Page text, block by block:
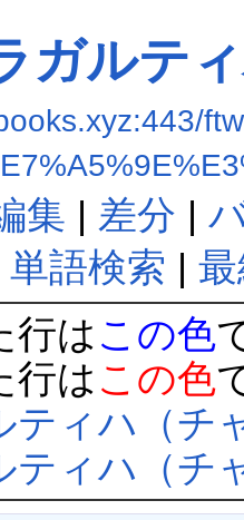
ガルテ
集 | 差分 |
単語検索 |
行は この色
行は この色
ティハ（チ
ティハ（チ